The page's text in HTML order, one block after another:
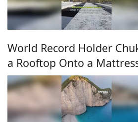
World Record Holder
a Rooftop Onto a